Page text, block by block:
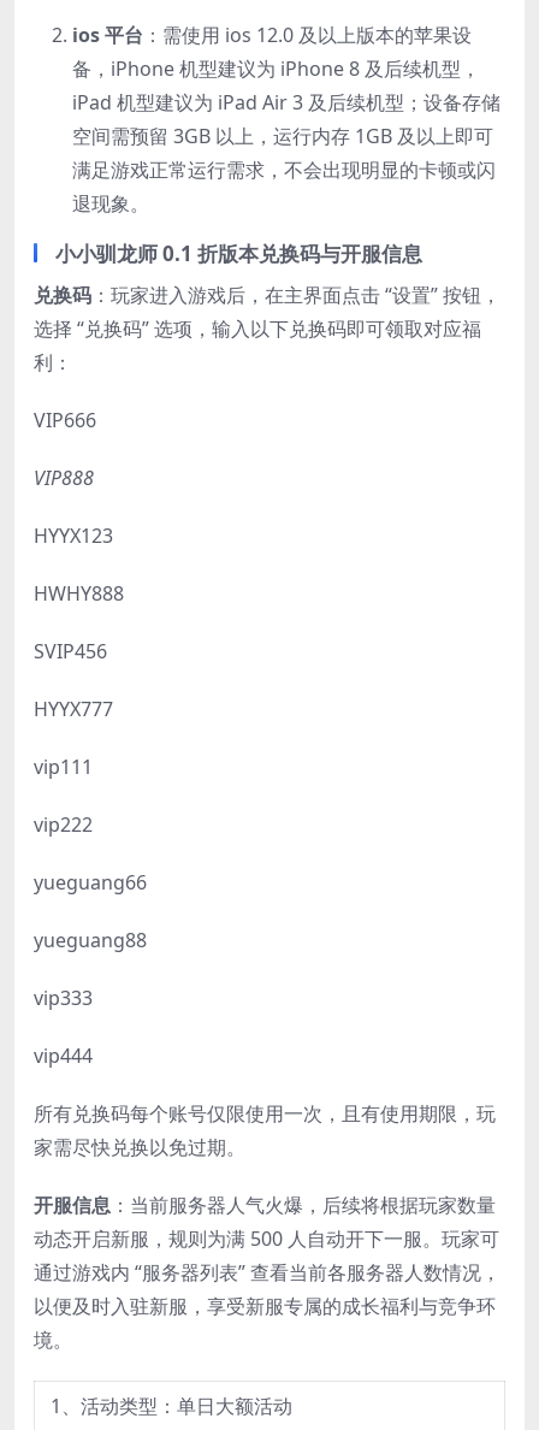
ios 平台 ：需使用 ios 12.0 及以上版本的苹果设
备，iPhone 机型建议为 iPhone 8 及后续机型，
iPad 机型建议为 iPad Air 3 及后续机型；设备存储
空间需预留 3GB 以上，运行内存 1GB 及以上即可
满足游戏正常运行需求，不会出现明显的卡顿或闪
退现象。
小小驯龙师 0.1 折版本兑换码与开服信息
兑换码 ：玩家进入游戏后，在主界面点击 “设置” 按钮，
选择 “兑换码” 选项，输入以下兑换码即可领取对应福
利：
VIP666
VIP888
HYYX123
HWHY888
SVIP456
HYYX777
vip111
vip222
yueguang66
yueguang88
vip333
vip444
所有兑换码每个账号仅限使用一次，且有使用期限，玩
家需尽快兑换以免过期。
开服信息 ：当前服务器人气火爆，后续将根据玩家数量
动态开启新服，规则为满 500 人自动开下一服。玩家可
通过游戏内 “服务器列表” 查看当前各服务器人数情况，
以便及时入驻新服，享受新服专属的成长福利与竞争环
境。
1、活动类型：单日大额活动